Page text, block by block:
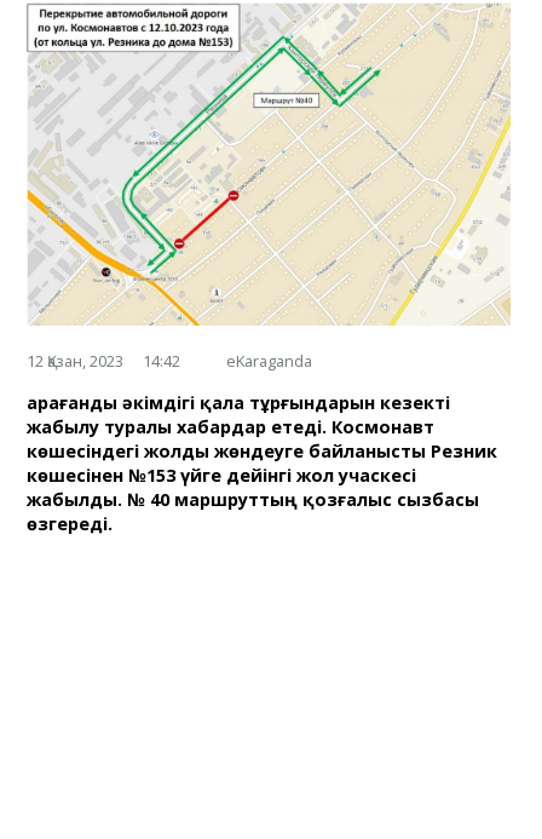
12 Қазан, 2023 14:42 eKaraganda
Қарағанды әкімдігі қала тұрғындарын кезекті
жабылу туралы хабардар етеді. Космонавт
көшесіндегі жолды жөндеуге байланысты Резник
көшесінен №153 үйге дейінгі жол учаскесі
жабылды. № 40 маршруттың қозғалыс сызбасы
өзгереді.